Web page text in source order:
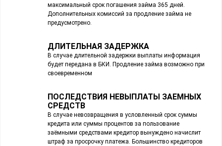
максимальный срок погашения займа 365 дней.
Дополнительных комиссий за продление займа не
предусмотрено.
ДЛИТЕЛЬНАЯ ЗАДЕРЖКА
В случае длительной задержки выплаты информация
будет передана в БКИ. Продление займа возможно при
своевременном
ПОСЛЕДСТВИЯ НЕВЫПЛАТЫ ЗАЕМНЫХ
СРЕДСТВ
В случае невозвращения в условленный срок суммы
кредита или суммы процентов за пользование
заёмными средствами кредитор вынуждено начислит
штраф за просрочку платежа. Большинство кредиторов